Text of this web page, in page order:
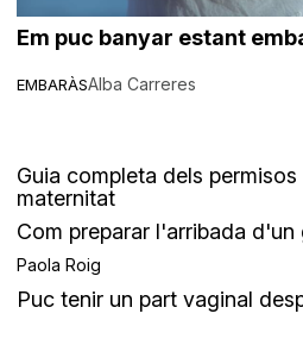
EMBARÀS
Em puc banyar estant
Alba Carreres
Guia completa dels
maternitat
Com preparar l'arribada d'un
Paola Roig
Puc tenir un part vaginal